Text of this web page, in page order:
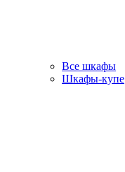
Все шкафы
Шкафы-купе